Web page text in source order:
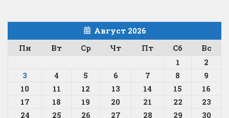
Август 2026
Пн
Вт Ср Чт Пт Сб
Вс
1
2
3
4 5 6 7 8
9
10
11 12 13 14 15
16
17
18 19 20 21 22
23
24
25 26 27 28 29
30